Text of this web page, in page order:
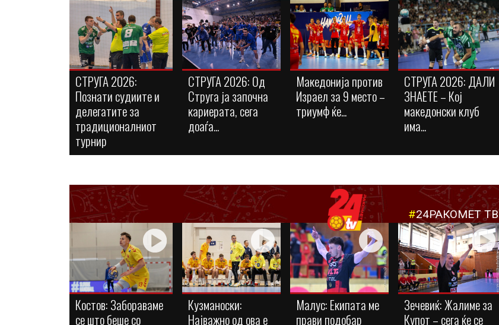
СТРУГА 2026:
Познати судиите и
делегатите за
традиционалниот
турнир
СТРУГА 2026: Од
Струга ја започна
кариерата, сега
доаѓа...
Македонија против
Израел за 9 место –
триумф ќе...
СТРУГА 2026: ДАЛИ
ЗНАЕТЕ – Кој
македонски клуб
има...
#24РАКОМЕТ ТВ
Костов: Забораваме
се што беше со
Кузманоски:
Најважно од ова е
Малус: Eкипата ме
прави подобар
Зечевиќ: Жалиме за
Купот – сега ќе се